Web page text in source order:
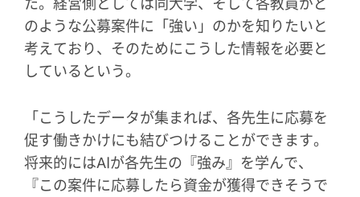
た。経営側としては同大学、そして各教員がど
のような公募案件に「強い」のかを知りたいと
考えており、そのためにこうした情報を必要と
しているという。
「こうしたデータが集まれば、各先生に応募を
促す働きかけにも結びつけることができます。
将来的にはAIが各先生の『強み』を学んで、
『この案件に応募したら資金が獲得できそうで